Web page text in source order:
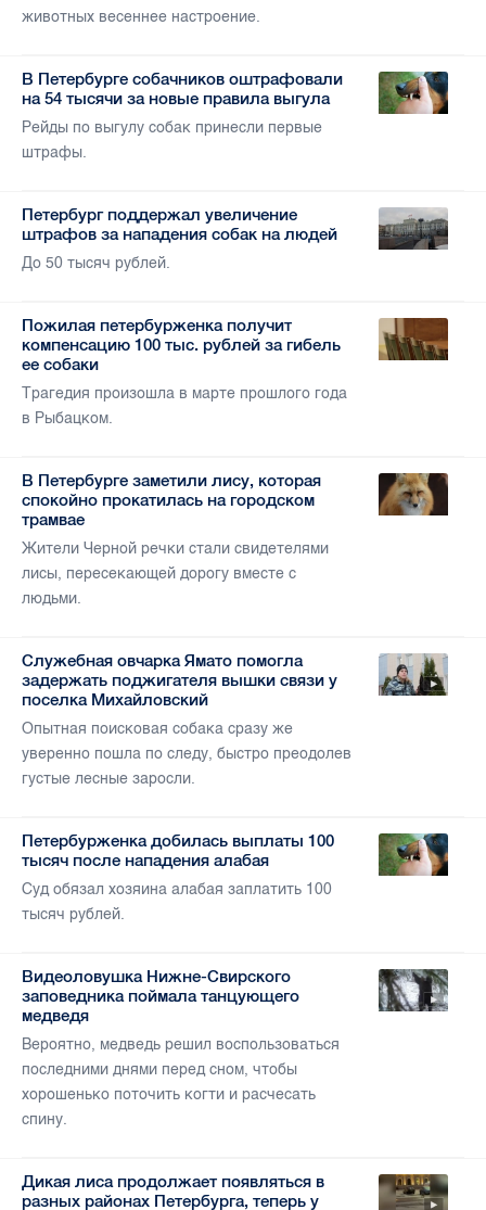
животных весеннее настроение.
В Петербурге собачников оштрафовали
на 54 тысячи за новые правила выгула
Рейды по выгулу собак принесли первые
штрафы.
Петербург поддержал увеличение
штрафов за нападения собак на людей
До 50 тысяч рублей.
Пожилая петербурженка получит
компенсацию 100 тыс. рублей за гибель
ее собаки
Трагедия произошла в марте прошлого года
в Рыбацком.
В Петербурге заметили лису, которая
спокойно прокатилась на городском
трамвае
Жители Черной речки стали свидетелями
лисы, пересекающей дорогу вместе с
людьми.
Служебная овчарка Ямато помогла
задержать поджигателя вышки связи у
поселка Михайловский
Опытная поисковая собака сразу же
уверенно пошла по следу, быстро преодолев
густые лесные заросли.
Петербурженка добилась выплаты 100
тысяч после нападения алабая
Суд обязал хозяина алабая заплатить 100
тысяч рублей.
Видеоловушка Нижне-Свирского
заповедника поймала танцующего
медведя
Вероятно, медведь решил воспользоваться
последними днями перед сном, чтобы
хорошенько поточить когти и расчесать
спину.
Дикая лиса продолжает появляться в
разных районах Петербурга, теперь у